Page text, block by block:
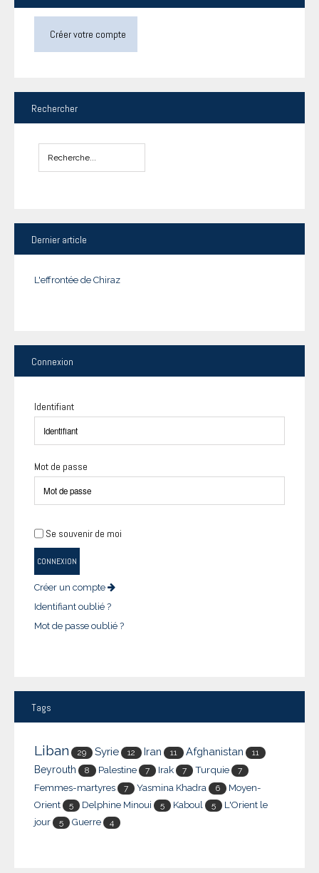
Créer votre compte
Rechercher
Dernier article
L'effrontée de Chiraz
Connexion
Identifiant
Mot de passe
Se souvenir de moi
CONNEXION
Créer un compte
Identifiant oublié ?
Mot de passe oublié ?
Tags
Liban 29 Syrie 12 Iran 11 Afghanistan 11
Beyrouth 8 Palestine 7 Irak 7 Turquie 7
Femmes-martyres 7 Yasmina Khadra 6
Moyen-
Orient
5 Delphine Minoui 5 Kaboul 5
L'Orient le
jour
5 Guerre 4